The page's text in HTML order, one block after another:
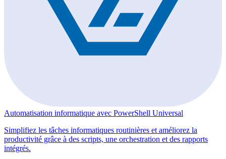
Automatisation informatique avec PowerShell Universal
Simplifiez les tâches informatiques routinières et améliorez la
productivité grâce à des scripts, une orchestration et des rapports
intégrés.